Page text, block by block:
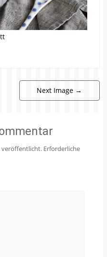
Next Image →
veröffentlicht. Erforderliche